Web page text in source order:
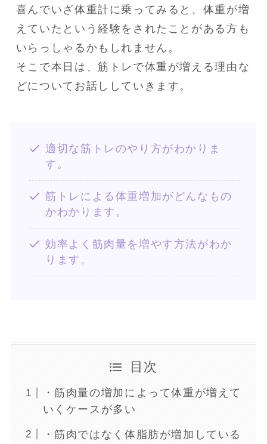
喜んでいざ体重計に乗ってみると、体重が増
えていたという経験をされたことがある方も
いらっしゃるかもしれません。
そこで本日は、筋トレで体重が増える理由な
どについてお話ししていきます。
適切な筋トレのやり方がわかりま
す。
筋トレによる体重増加がどんなもの
かわかります。
効率よく筋肉量を増やす方法がわか
ります。
目次
・筋肉量の増加によって体重が増えて
いくケースが多い
・筋肉ではなく体脂肪が増加している